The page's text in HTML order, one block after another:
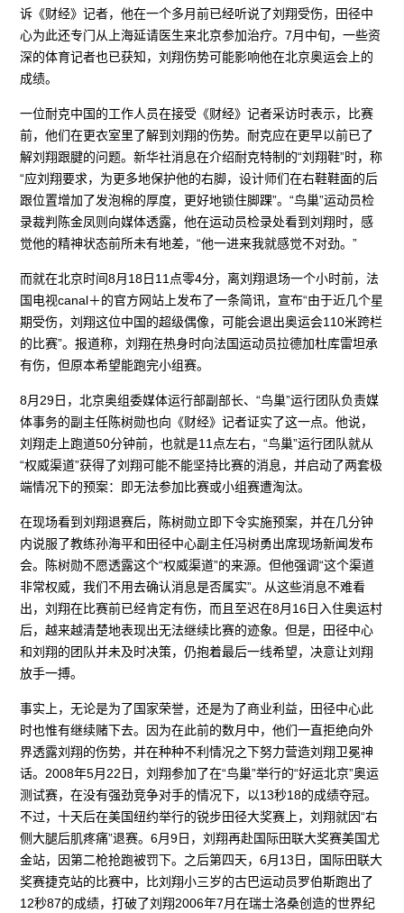
诉《财经》记者，他在一个多月前已经听说了刘翔受伤，田径中
心为此还专门从上海延请医生来北京参加治疗。7月中旬，一些资
深的体育记者也已获知，刘翔伤势可能影响他在北京奥运会上的
成绩。
一位耐克中国的工作人员在接受《财经》记者采访时表示，比赛
前，他们在更衣室里了解到刘翔的伤势。耐克应在更早以前已了
解刘翔跟腱的问题。新华社消息在介绍耐克特制的“刘翔鞋”时，称
“应刘翔要求，为更多地保护他的右脚，设计师们在右鞋鞋面的后
跟位置增加了发泡棉的厚度，更好地锁住脚踝”。“鸟巢”运动员检
录裁判陈金凤则向媒体透露，他在运动员检录处看到刘翔时，感
觉他的精神状态前所未有地差，“他一进来我就感觉不对劲。”
而就在北京时间8月18日11点零4分，离刘翔退场一个小时前，法
国电视canal＋的官方网站上发布了一条简讯，宣布“由于近几个星
期受伤，刘翔这位中国的超级偶像，可能会退出奥运会110米跨栏
的比赛”。报道称，刘翔在热身时向法国运动员拉德加杜库雷坦承
有伤，但原本希望能跑完小组赛。
8月29日，北京奥组委媒体运行部副部长、“鸟巢”运行团队负责媒
体事务的副主任陈树勋也向《财经》记者证实了这一点。他说，
刘翔走上跑道50分钟前，也就是11点左右，“鸟巢”运行团队就从
“权威渠道”获得了刘翔可能不能坚持比赛的消息，并启动了两套极
端情况下的预案：即无法参加比赛或小组赛遭淘汰。
在现场看到刘翔退赛后，陈树勋立即下令实施预案，并在几分钟
内说服了教练孙海平和田径中心副主任冯树勇出席现场新闻发布
会。陈树勋不愿透露这个“权威渠道”的来源。但他强调“这个渠道
非常权威，我们不用去确认消息是否属实”。从这些消息不难看
出，刘翔在比赛前已经肯定有伤，而且至迟在8月16日入住奥运村
后，越来越清楚地表现出无法继续比赛的迹象。但是，田径中心
和刘翔的团队并未及时决策，仍抱着最后一线希望，决意让刘翔
放手一搏。
事实上，无论是为了国家荣誉，还是为了商业利益，田径中心此
时也惟有继续赌下去。因为在此前的数月中，他们一直拒绝向外
界透露刘翔的伤势，并在种种不利情况之下努力营造刘翔卫冕神
话。2008年5月22日，刘翔参加了在“鸟巢”举行的“好运北京”奥运
测试赛，在没有强劲竞争对手的情况下，以13秒18的成绩夺冠。
不过，十天后在美国纽约举行的锐步田径大奖赛上，刘翔就因“右
侧大腿后肌疼痛”退赛。6月9日，刘翔再赴国际田联大奖赛美国尤
金站，因第二枪抢跑被罚下。之后第四天，6月13日，国际田联大
奖赛捷克站的比赛中，比刘翔小三岁的古巴运动员罗伯斯跑出了
12秒87的成绩，打破了刘翔2006年7月在瑞士洛桑创造的世界纪